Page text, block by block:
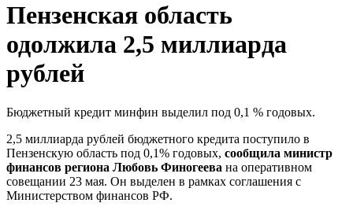
Пензенская область
одолжила 2,5 миллиарда
рублей
Бюджетный кредит минфин выделил под 0,1 % годовых.
2,5 миллиарда рублей бюджетного кредита поступило в
Пензенскую область под 0,1% годовых, сообщила министр
финансов региона Любовь Финогеева на оперативном
совещании 23 мая. Он выделен в рамках соглашения с
Министерством финансов РФ.